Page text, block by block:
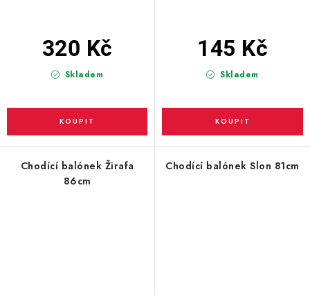
Skladem
320 Kč
Skladem
145 Kč
Chodící balónek Žirafa
86cm
Chodící balónek Slon 81cm